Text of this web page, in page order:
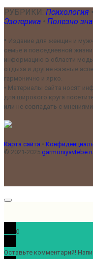
РУБРИКИ: Психология •
Эзотерика • Полезно
• Издание для женщин и
семье и повседневной
информацию в области
отдыха и другие важные
гармонично и ярко.
• Материалы сайта носят
для широкого круга
или не совпадать с
Карта сайта •
© 2021-2025
0
Оставьте комментарий!